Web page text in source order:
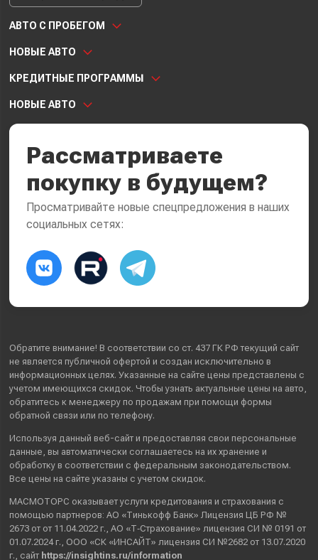
АВТО С ПРОБЕГОМ
НОВЫЕ АВТО
КРЕДИТНЫЕ ПРОГРАММЫ
НОВЫЕ АВТО
Рассматриваете
покупку в будущем?
Просматривайте новые спецпредложения в наших
социальных сетях:
Обратите внимание! В соответствии со ст. 437 ГК РФ текущий сайт
не является публичной офертой и создан исключительно в
информационных целях. Указанные на сайте цены представлены с
учетом имеющихся скидок. Чтобы узнать актуальные цены на авто,
обратитесь к менеджеру по продажам при помощи формы
обратной связи или по телефону.
Используя данный веб-сайт и предоставляя свои персональные
данные , вы автоматически соглашаетесь на их хранение и
обработку в соответствии с федеральным законодательством.
Все цены на сайте указаны с учетом скидок.
МАСМОТОРС оказывает услуги кредитования и страхования с
помощью партнеров: АО «Тинькофф Банк» Лицензия ЦБ РФ №
2673 от от 11.04.2022 г., АО «Т‑Страхование» лицензия СИ № 0191 от
01.07.2024 г., ООО «СК «ИНСАЙТ» лицензия СИ №2682 от 13.07.2020
г., сайт https://insightins.ru/information